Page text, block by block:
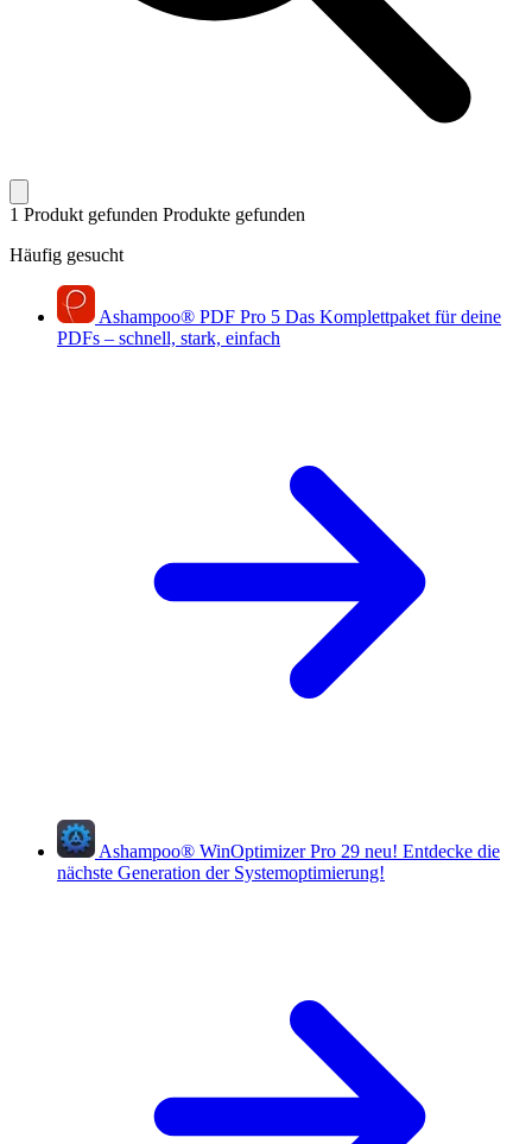
1 Produkt gefunden Produkte gefunden
Häufig gesucht
Ashampoo® PDF Pro 5 Das Komplettpaket für deine
PDFs – schnell, stark, einfach
Ashampoo® WinOptimizer Pro 29 neu! Entdecke die
nächste Generation der Systemoptimierung!